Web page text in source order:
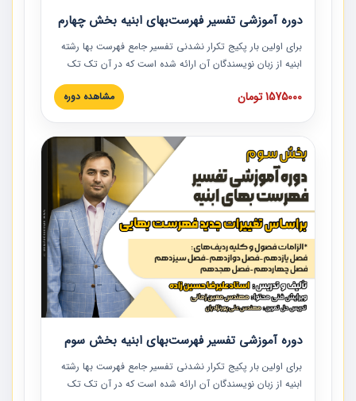
دوره آموزشی تفسیر فهرست‌بهای ابنیه بخش چهارم
برای اولین بار پکیج تکرار نشدنی تفسیر جامع فهرست بها رشته
ابنیه از زبان نویسندگان آن ارائه شده است که در آن تک تک
ردیف ها و مطالب فهرست بها تفسیر و ارائه شده است. این
دوره به صورت کامل تصویری بوده و به همراه تصاویر عملیات
دوره با کلام مهندس علیرضاحسین‌زاده مدیر پروژه مهندسی
مشاور در امر بازنگری فهرست بها رشته ابنیه ارائه شده و به تمام
همکارانی که در حوزه صنعت ساخت در حال فعالیت هستند حتما
توصیه می کنیم از مطالب این دوره استفاده نمایند.
1575000 تومان مشاهده دوره
دوره آموزشی تفسیر فهرست‌بهای ابنیه بخش سوم
برای اولین بار پکیج تکرار نشدنی تفسیر جامع فهرست بها رشته
ابنیه از زبان نویسندگان آن ارائه شده است که در آن تک تک